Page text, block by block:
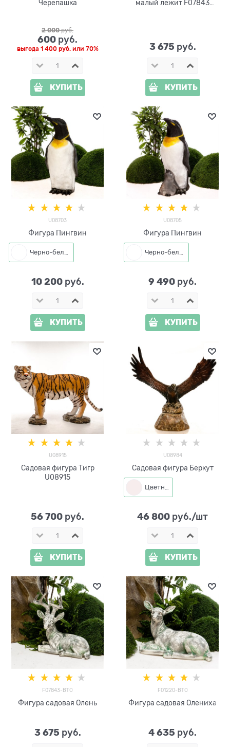
Черепашка
2 000 руб.
600 руб.
выгода 1 400 руб.или 70%
КУПИТЬ
малый лежит F07843
3 675 руб.
КУПИТЬ
U08703
Фигура Пингвин
Черно-белый
10 200 руб.
КУПИТЬ
U08705
Фигура Пингвин
Черно-белый
9 490 руб.
КУПИТЬ
U08915
Садовая фигура Тигр
U08915
56 700 руб.
КУПИТЬ
U08984
Садовая фигура Беркут
Цветная
46 800 руб./шт
КУПИТЬ
F07843-BTO
Фигура садовая Олень
3 675 руб.
F01220-BTO
Фигура садовая Олениха
4 635 руб.